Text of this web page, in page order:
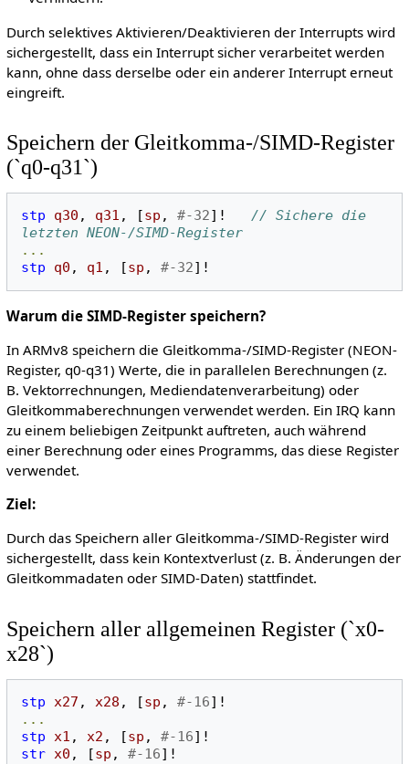
Durch selektives Aktivieren/Deaktivieren der Interrupts wird
sichergestellt, dass ein Interrupt sicher verarbeitet werden
kann, ohne dass derselbe oder ein anderer Interrupt erneut
eingreift.
Speichern der Gleitkomma-/SIMD-Register
(`q0-q31`)
stp q30 , q31 , [sp , #-32]!
// Sichere die
letzten NEON-/SIMD-Register
...
stp
q0 , q1 , [sp , #-32]!
Warum die SIMD-Register speichern?
In ARMv8 speichern die Gleitkomma-/SIMD-Register (NEON-
Register, q0-q31) Werte, die in parallelen Berechnungen (z.
B. Vektorrechnungen, Mediendatenverarbeitung) oder
Gleitkommaberechnungen verwendet werden. Ein IRQ kann
zu einem beliebigen Zeitpunkt auftreten, auch während
einer Berechnung oder eines Programms, das diese Register
verwendet.
Ziel:
Durch das Speichern aller Gleitkomma-/SIMD-Register wird
sichergestellt, dass kein Kontextverlust (z. B. Änderungen der
Gleitkommadaten oder SIMD-Daten) stattfindet.
Speichern aller allgemeinen Register (`x0-
x28`)
stp x27 , x28 , [sp , #-16]!
...
stp x1 , x2 , [sp , #-16]!
str x0 , [sp , #-16]!